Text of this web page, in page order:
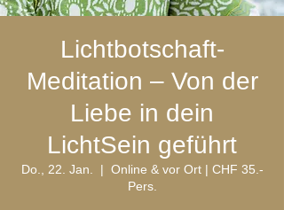
Lichtbotschaft-
Meditation – Von der
Liebe in dein
LichtSein geführt
Do., 22. Jan.
  |
Online & vor Ort | CHF 35.-
Pers.